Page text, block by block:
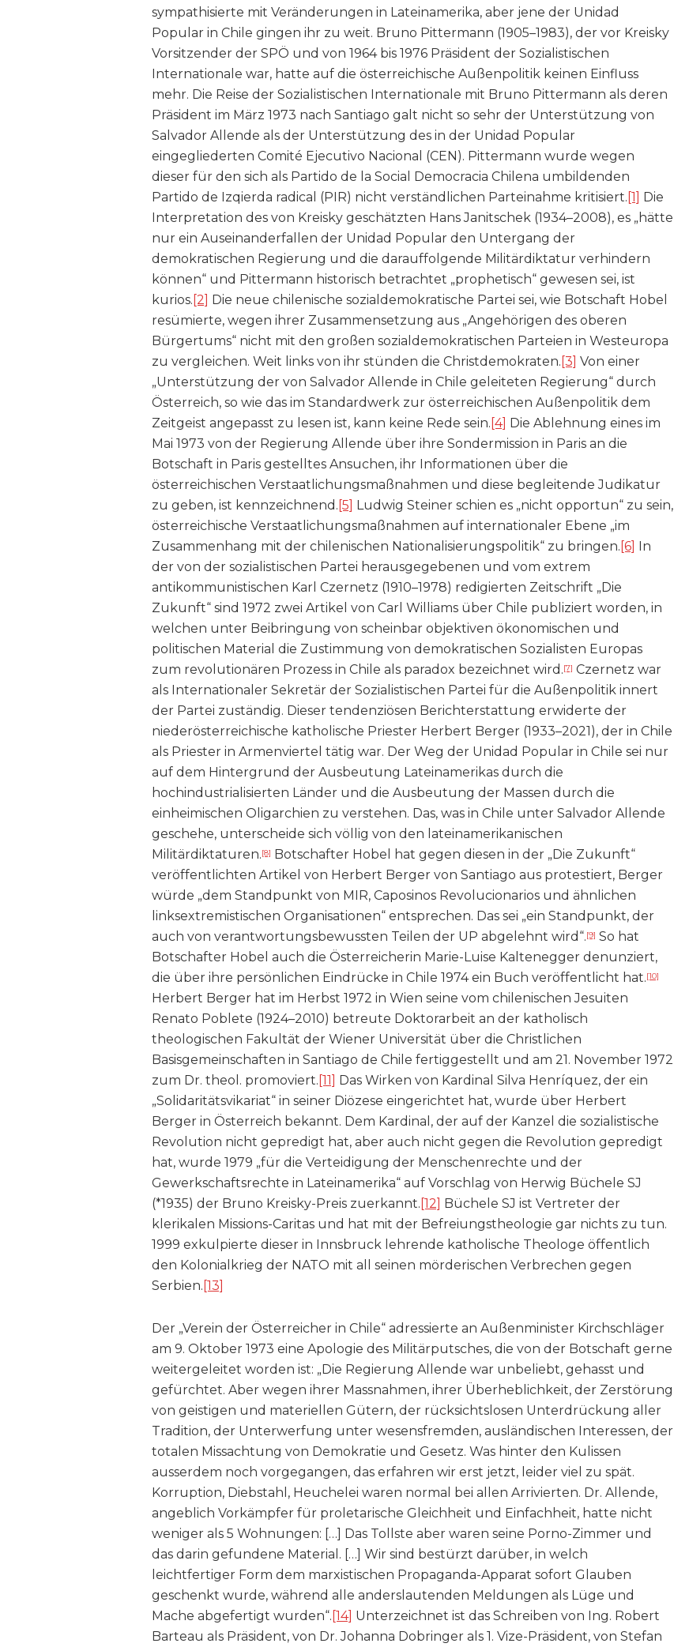
sympathisierte mit Veränderungen in Lateinamerika, aber jene der Unidad
Popular in Chile gingen ihr zu weit. Bruno Pittermann (1905–1983), der vor Kreisky
Vorsitzender der SPÖ und von 1964 bis 1976 Präsident der Sozialistischen
Internationale war, hatte auf die österreichische Außenpolitik keinen Einfluss
mehr. Die Reise der Sozialistischen Internationale mit Bruno Pittermann als deren
Präsident im März 1973 nach Santiago galt nicht so sehr der Unterstützung von
Salvador Allende als der Unterstützung des in der Unidad Popular
eingegliederten Comité Ejecutivo Nacional (CEN). Pittermann wurde wegen
dieser für den sich als Partido de la Social Democracia Chilena umbildenden
Partido de Izqierda radical (PIR) nicht verständlichen Parteinahme kritisiert. [1] Die
Interpretation des von Kreisky geschätzten Hans Janitschek (1934–2008), es „hätte
nur ein Auseinanderfallen der Unidad Popular den Untergang der
demokratischen Regierung und die darauffolgende Militärdiktatur verhindern
können“ und Pittermann historisch betrachtet „prophetisch“ gewesen sei, ist
kurios. [2] Die neue chilenische sozialdemokratische Partei sei, wie Botschaft Hobel
resümierte, wegen ihrer Zusammensetzung aus „Angehörigen des oberen
Bürgertums“ nicht mit den großen sozialdemokratischen Parteien in Westeuropa
zu vergleichen. Weit links von ihr stünden die Christdemokraten. [3] Von einer
„Unterstützung der von Salvador Allende in Chile geleiteten Regierung“ durch
Österreich, so wie das im Standardwerk zur österreichischen Außenpolitik dem
Zeitgeist angepasst zu lesen ist, kann keine Rede sein. [4] Die Ablehnung eines im
Mai 1973 von der Regierung Allende über ihre Sondermission in Paris an die
Botschaft in Paris gestelltes Ansuchen, ihr Informationen über die
österreichischen Verstaatlichungsmaßnahmen und diese begleitende Judikatur
zu geben, ist kennzeichnend. [5] Ludwig Steiner schien es „nicht opportun“ zu sein,
österreichische Verstaatlichungsmaßnahmen auf internationaler Ebene „im
Zusammenhang mit der chilenischen Nationalisierungspolitik“ zu bringen. [6] In
der von der sozialistischen Partei herausgegebenen und vom extrem
antikommunistischen Karl Czernetz (1910–1978) redigierten Zeitschrift „Die
Zukunft“ sind 1972 zwei Artikel von Carl Williams über Chile publiziert worden, in
welchen unter Beibringung von scheinbar objektiven ökonomischen und
politischen Material die Zustimmung von demokratischen Sozialisten Europas
zum revolutionären Prozess in Chile als paradox bezeichnet wird.[7] Czernetz war
als Internationaler Sekretär der Sozialistischen Partei für die Außenpolitik innert
der Partei zuständig. Dieser tendenziösen Berichterstattung erwiderte der
niederösterreichische katholische Priester Herbert Berger (1933–2021), der in Chile
als Priester in Armenviertel tätig war. Der Weg der Unidad Popular in Chile sei nur
auf dem Hintergrund der Ausbeutung Lateinamerikas durch die
hochindustrialisierten Länder und die Ausbeutung der Massen durch die
einheimischen Oligarchien zu verstehen. Das, was in Chile unter Salvador Allende
geschehe, unterscheide sich völlig von den lateinamerikanischen
Militärdiktaturen.[8] Botschafter Hobel hat gegen diesen in der „Die Zukunft“
veröffentlichten Artikel von Herbert Berger von Santiago aus protestiert, Berger
würde „dem Standpunkt von MIR, Caposinos Revolucionarios und ähnlichen
linksextremistischen Organisationen“ entsprechen. Das sei „ein Standpunkt, der
auch von verantwortungsbewussten Teilen der UP abgelehnt wird“.[9] So hat
Botschafter Hobel auch die Österreicherin Marie-Luise Kaltenegger denunziert,
die über ihre persönlichen Eindrücke in Chile 1974 ein Buch veröffentlicht hat.[10]
Herbert Berger hat im Herbst 1972 in Wien seine vom chilenischen Jesuiten
Renato Poblete (1924–2010) betreute Doktorarbeit an der katholisch
theologischen Fakultät der Wiener Universität über die Christlichen
Basisgemeinschaften in Santiago de Chile fertiggestellt und am 21. November 1972
zum Dr. theol. promoviert. [11] Das Wirken von Kardinal Silva Henríquez, der ein
„Solidaritätsvikariat“ in seiner Diözese eingerichtet hat, wurde über Herbert
Berger in Österreich bekannt. Dem Kardinal, der auf der Kanzel die sozialistische
Revolution nicht gepredigt hat, aber auch nicht gegen die Revolution gepredigt
hat, wurde 1979 „für die Verteidigung der Menschenrechte und der
Gewerkschaftsrechte in Lateinamerika“ auf Vorschlag von Herwig Büchele SJ
(*1935) der Bruno Kreisky-Preis zuerkannt. [12] Büchele SJ ist Vertreter der
klerikalen Missions-Caritas und hat mit der Befreiungstheologie gar nichts zu tun.
1999 exkulpierte dieser in Innsbruck lehrende katholische Theologe öffentlich
den Kolonialkrieg der NATO mit all seinen mörderischen Verbrechen gegen
Serbien. [13]
Der „Verein der Österreicher in Chile“ adressierte an Außenminister Kirchschläger
am 9. Oktober 1973 eine Apologie des Militärputsches, die von der Botschaft gerne
weitergeleitet worden ist: „Die Regierung Allende war unbeliebt, gehasst und
gefürchtet. Aber wegen ihrer Massnahmen, ihrer Überheblichkeit, der Zerstörung
von geistigen und materiellen Gütern, der rücksichtslosen Unterdrückung aller
Tradition, der Unterwerfung unter wesensfremden, ausländischen Interessen, der
totalen Missachtung von Demokratie und Gesetz. Was hinter den Kulissen
ausserdem noch vorgegangen, das erfahren wir erst jetzt, leider viel zu spät.
Korruption, Diebstahl, Heuchelei waren normal bei allen Arrivierten. Dr. Allende,
angeblich Vorkämpfer für proletarische Gleichheit und Einfachheit, hatte nicht
weniger als 5 Wohnungen: […] Das Tollste aber waren seine Porno-Zimmer und
das darin gefundene Material. […] Wir sind bestürzt darüber, in welch
leichtfertiger Form dem marxistischen Propaganda-Apparat sofort Glauben
geschenkt wurde, während alle anderslautenden Meldungen als Lüge und
Mache abgefertigt wurden“. [14] Unterzeichnet ist das Schreiben von Ing. Robert
Barteau als Präsident, von Dr. Johanna Dobringer als 1. Vize-Präsident, von Stefan